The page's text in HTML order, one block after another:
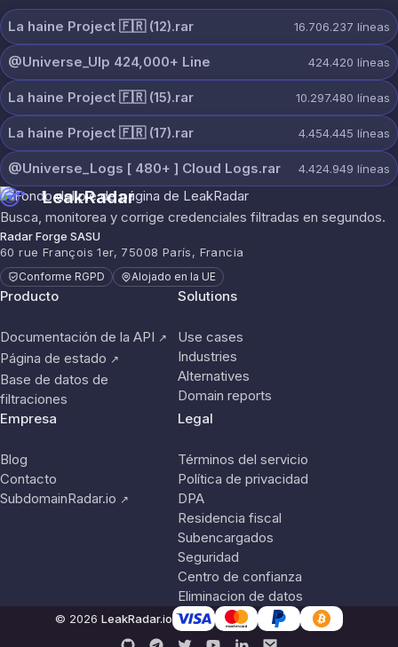
La haine Project 🇫🇷 (12).rar 16.706.237 líneas
@Universe_Ulp 424,000+ Line 424.420 líneas
La haine Project 🇫🇷 (15).rar 10.297.480 líneas
La haine Project 🇫🇷 (17).rar 4.454.445 líneas
@Universe_Logs [ 480+ ] Cloud Logs.rar 4.424.949 líneas
LeakRadar
Busca, monitorea y corrige credenciales filtradas en segundos.
Radar Forge SASU
60 rue François 1er, 75008 París, Francia
Conforme RGPD Alojado en la UE
Producto
Documentación de la API ↗
Página de estado ↗
Base de datos de
filtraciones
Solutions
Use cases
Industries
Alternatives
Domain reports
Empresa
Blog
Contacto
SubdomainRadar.io ↗
Legal
Términos del servicio
Política de privacidad
DPA
Residencia fiscal
Subencargados
Seguridad
Centro de confianza
Eliminacion de datos
© 2026 LeakRadar.io